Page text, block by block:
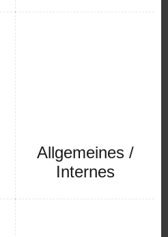
Allgemeines /
Internes